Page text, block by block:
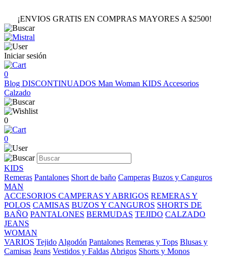
¡ENVIOS GRATIS EN COMPRAS MAYORES A $2500!
Iniciar sesión
0
Blog DISCONTINUADOS Man Woman KIDS Accesorios
Calzado
0
0
KIDS
Remeras Pantalones Short de baño Camperas Buzos y Canguros
MAN
ACCESORIOS CAMPERAS Y ABRIGOS REMERAS Y
POLOS CAMISAS BUZOS Y CANGUROS SHORTS DE
BAÑO PANTALONES BERMUDAS TEJIDO CALZADO
JEANS
WOMAN
VARIOS Tejido Algodón Pantalones Remeras y Tops Blusas y
Camisas Jeans Vestidos y Faldas Abrigos Shorts y Monos